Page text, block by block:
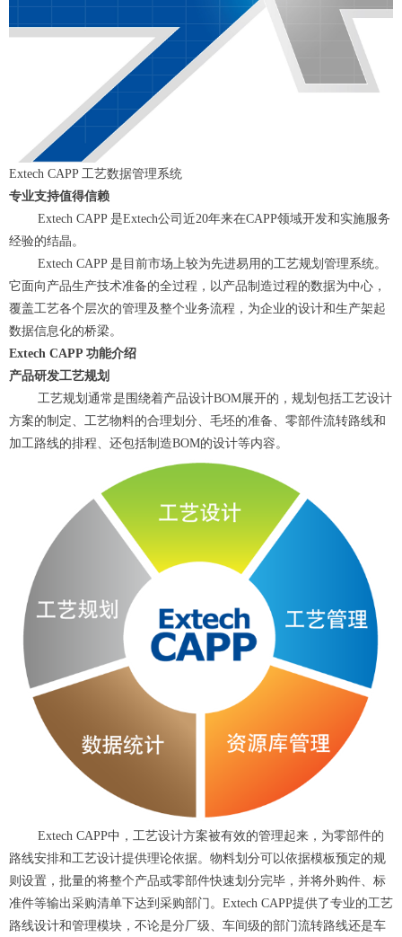
Extech CAPP 工艺数据管理系统
专业支持值得信赖
Extech CAPP 是Extech公司近20年来在CAPP领域开发和实施服务
经验的结晶。
Extech CAPP 是目前市场上较为先进易用的工艺规划管理系统。
它面向产品生产技术准备的全过程，以产品制造过程的数据为中心，
覆盖工艺各个层次的管理及整个业务流程，为企业的设计和生产架起
数据信息化的桥梁。
Extech CAPP 功能介绍
产品研发工艺规划
工艺规划通常是围绕着产品设计BOM展开的，规划包括工艺设计
方案的制定、工艺物料的合理划分、毛坯的准备、零部件流转路线和
加工路线的排程、还包括制造BOM的设计等内容。
Extech CAPP中，工艺设计方案被有效的管理起来，为零部件的
路线安排和工艺设计提供理论依据。物料划分可以依据模板预定的规
则设置，批量的将整个产品或零部件快速划分完毕，并将外购件、标
准件等输出采购清单下达到采购部门。Extech CAPP提供了专业的工艺
路线设计和管理模块，不论是分厂级、车间级的部门流转路线还是车